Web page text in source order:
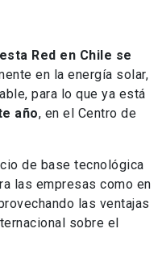
Red en Chile se
en la energía solar,
para lo que ya está
año, en el Centro de
de base tecnológica
las empresas como en
las ventajas
sobre el